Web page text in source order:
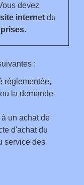
devez
internet du
.
:
réglementée,
la demande
un achat de
d'achat du
service des